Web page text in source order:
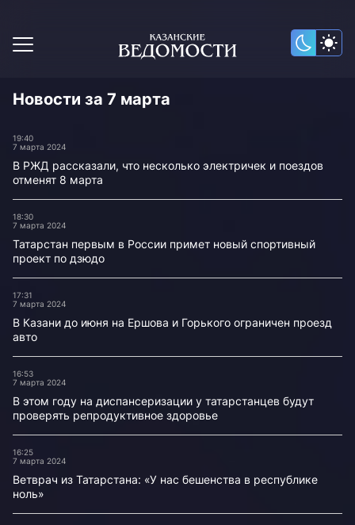
Новости за 7 марта
19:40
7 марта 2024
В РЖД рассказали, что несколько электричек и поездов
отменят 8 марта
18:30
7 марта 2024
Татарстан первым в России примет новый спортивный
проект по дзюдо
17:31
7 марта 2024
В Казани до июня на Ершова и Горького ограничен проезд
авто
16:53
7 марта 2024
В этом году на диспансеризации у татарстанцев будут
проверять репродуктивное здоровье
16:25
7 марта 2024
Ветврач из Татарстана: «У нас бешенства в республике
ноль»